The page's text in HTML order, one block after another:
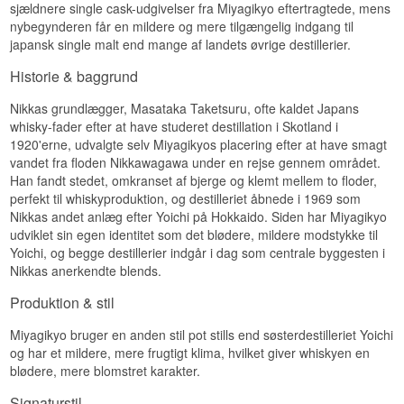
Investeringspotentiale
Højt. Nikka fjernede de fleste aldersbestemte
udgivelser fra sortimentet omkring 2015 på grund
opdrive.
Vidste du at?
Masataka Taketsuru valgte bevidst Miyagikyos
beliggenhed, fordi klimaet og vandet var det stik
modsatte af Yoichi – han ville have to destillerier,
der kunne tale med hver sin stemme i Nikkas
blends.
Se hele vores udvalg af
Lyt til vores podcast:
Specifikationer
Navn: Nikka Miyagikyo 10 år
Destilleri: Miyagikyo
Alder: 10 år
ABV: 45 %
Størrelse: 70 CL
EAN nr.: 4904230104728
Smagsprofil
Blød · Frugtig · Blomstret · Ren
Vidste du at?
Miyagikyo var i mange år kendt som et af Japans
mest undervurderede destillerier, men dets
Se hele vores udvalg af {'da': 'Nikka whisky', 'en':
'Nikka whisky', 'sv': 'Nikka whisky'}
Lyt til vores podcast:
sjældnere single cask-udgivelser fra Miyagikyo eftertragtede, mens
nybegynderen får en mildere og mere tilgængelig indgang til
japansk single malt end mange af landets øvrige destillerier.
Historie & baggrund
Nikkas grundlægger, Masataka Taketsuru, ofte kaldet Japans
whisky-fader efter at have studeret destillation i Skotland i
1920'erne, udvalgte selv Miyagikyos placering efter at have smagt
vandet fra floden Nikkawagawa under en rejse gennem området.
Han fandt stedet, omkranset af bjerge og klemt mellem to floder,
perfekt til whiskyproduktion, og destilleriet åbnede i 1969 som
Nikkas andet anlæg efter Yoichi på Hokkaido. Siden har Miyagikyo
udviklet sin egen identitet som det blødere, mildere modstykke til
Yoichi, og begge destillerier indgår i dag som centrale byggesten i
Nikkas anerkendte blends.
Produktion & stil
Miyagikyo bruger en anden stil pot stills end søsterdestilleriet Yoichi
og har et mildere, mere frugtigt klima, hvilket giver whiskyen en
blødere, mere blomstret karakter.